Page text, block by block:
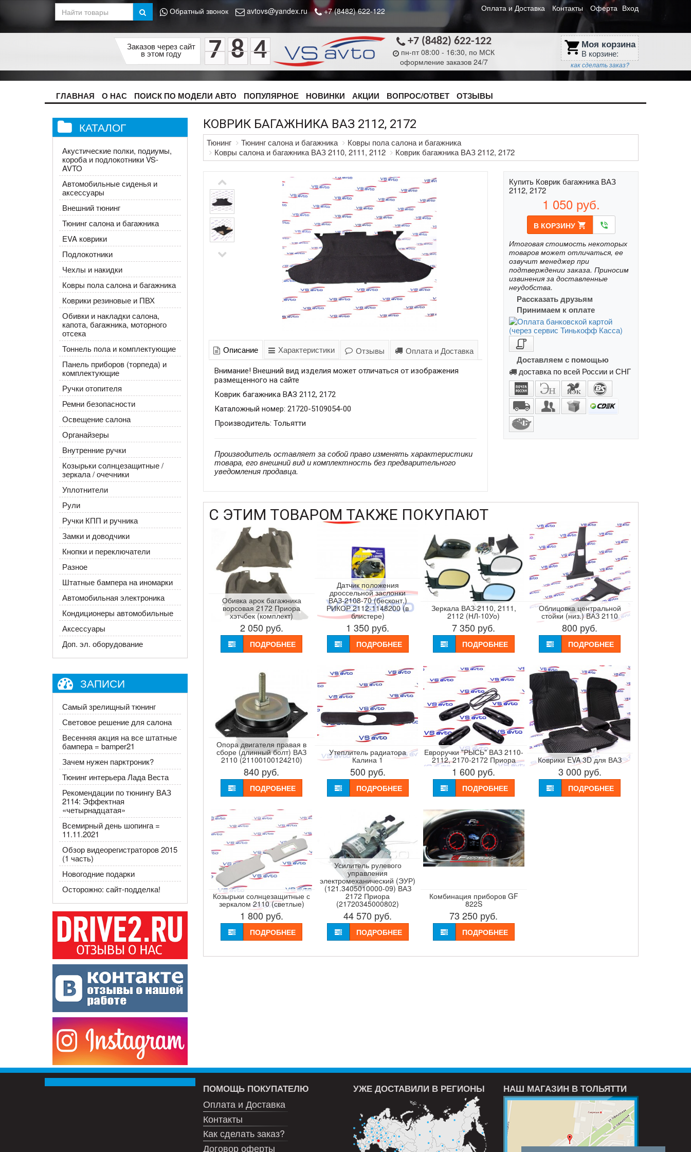
Обратный звонок avtovs@yandex.ru +7 (8482) 622-122 Оплата и Доставка Контакты Оферта Вход
Заказов через сайт
в этом году 7 8 4 +7 (8482) 622-122
пн-пт 08:00 - 16:30, по МСК
оформление заказов 24/7
shopping_cart Моя корзина
В корзине:
как сделать заказ?
ГЛАВНАЯ О НАС ПОИСК ПО МОДЕЛИ АВТО ПОПУЛЯРНОЕ НОВИНКИ АКЦИИ ВОПРОС/ОТВЕТ ОТЗЫВЫ
КАТАЛОГ
Акустические полки, подиумы,
короба и подлокотники VS-
AVTO
Автомобильные сиденья и
аксессуары
Внешний тюнинг
Тюнинг салона и багажника
EVA коврики
Подлокотники
Чехлы и накидки
Ковры пола салона и багажника
Коврики резиновые и ПВХ
Обивки и накладки салона,
капота, багажника, моторного
отсека
Тоннель пола и комплектующие
Панель приборов (торпеда) и
комплектующие
Ручки отопителя
Ремни безопасности
Освещение салона
Органайзеры
Внутренние ручки
Козырьки солнцезащитные /
зеркала / очечники
Уплотнители
Рули
Ручки КПП и ручника
Замки и доводчики
Кнопки и переключатели
Разное
Штатные бампера на иномарки
Автомобильная электроника
Кондиционеры автомобильные
Аксессуары
Доп. эл. оборудование
ЗАПИСИ
Самый зрелищный тюнинг
Световое решение для салона
Весенняя акция на все штатные
бампера = bamper21
Зачем нужен парктроник?
Тюнинг интерьера Лада Веста
Рекомендации по тюнингу ВАЗ
2114: Эффектная
«четырнадцатая»
Всемирный день шопинга =
11.11.2021
Обзор видеорегистраторов 2015
(1 часть)
Новогодние подарки
Осторожно: сайт-подделка!
КОВРИК БАГАЖНИКА ВАЗ 2112, 2172
Тюнинг Тюнинг салона и багажника
Ковры пола салона и багажника
Ковры салона и багажника ВАЗ 2110, 2111, 2112
Коврик багажника ВАЗ 2112, 2172
Описание Характеристики Отзывы Оплата и Доставка
Внимание! Внешний вид изделия может отличаться от изображения
размещенного на сайте
Коврик багажника ВАЗ 2112, 2172
Каталожный номер: 21720-5109054-00
Производитель: Тольятти
Производитель оставляет за собой право изменять характеристики
товара, его внешний вид и комплектность без предварительного
уведомления продавца.
Купить Коврик багажника ВАЗ
2112, 2172
1 050 руб.
В КОРЗИНУ shopping_cart phone_in_talk
Итоговая стоимость некоторых
товаров может отличаться, ее
озвучит менеджер при
подтверждении заказа. Приносим
извинения за доставленные
неудобства.
Рассказать друзьям
Принимаем к оплате
Доставляем с помощью
доставка по всей России и СНГ
С ЭТИМ ТОВАРОМ ТАКЖЕ ПОКУПАЮТ
Обивка арок багажника
ворсовая 2172 Приора
хэтчбек (комплект)
2 050 руб.
ПОДРОБНЕЕ
Датчик положения
дроссельной заслонки
ВАЗ-2108-70 (бесконт.)
РИКОР 2112-1148200 (в
блистере)
1 350 руб.
ПОДРОБНЕЕ
Зеркала ВАЗ-2110, 2111,
2112 (НЛ-10Уо)
7 350 руб.
ПОДРОБНЕЕ
Облицовка центральной
стойки (низ.) ВАЗ 2110
800 руб.
ПОДРОБНЕЕ
Опора двигателя правая в
сборе (длинный болт) ВАЗ
2110 (21100100124210)
840 руб.
ПОДРОБНЕЕ
Утеплитель радиатора
Калина 1
500 руб.
ПОДРОБНЕЕ
Евроручки "РЫСЬ" ВАЗ 2110-
2112, 2170-2172 Приора
1 600 руб.
ПОДРОБНЕЕ
Коврики EVA 3D для ВАЗ
3 000 руб.
ПОДРОБНЕЕ
Козырьки солнцезащитные с
зеркалом 2110 (светлые)
1 800 руб.
ПОДРОБНЕЕ
Усилитель рулевого
управления
электромеханический (ЭУР)
(121.3405010000-09) ВАЗ
2172 Приора
(21720345000802)
44 570 руб.
ПОДРОБНЕЕ
Комбинация приборов GF
822S
73 250 руб.
ПОДРОБНЕЕ
ПОМОЩЬ ПОКУПАТЕЛЮ
Оплата и Доставка
Контакты
Как сделать заказ?
Договор оферты
УЖЕ ДОСТАВИЛИ В РЕГИОНЫ НАШ МАГАЗИН В ТОЛЬЯТТИ